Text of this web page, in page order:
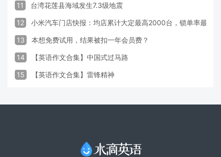
11 台湾花莲县海域发生7.3级地震
12 小米汽车门店快报：均店累计大定最高2000台，锁单率最高
13 本想免费试用，结果被扣一年会员费？
14 【英语作文合集】中国式过马路
15 【英语作文合集】雷锋精神